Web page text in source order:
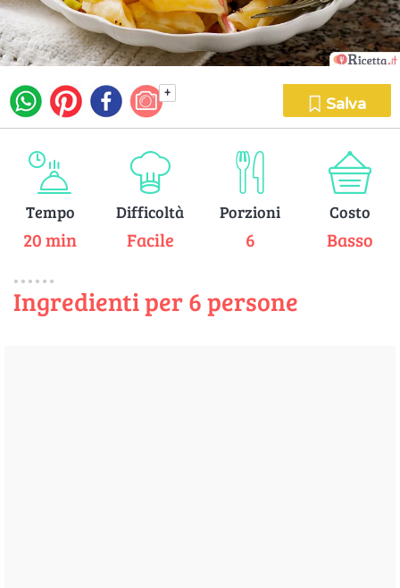
+
Salva
Tempo
20 min
Difficoltà
Facile
Porzioni
6
Costo
Basso
Ingredienti per 6 persone